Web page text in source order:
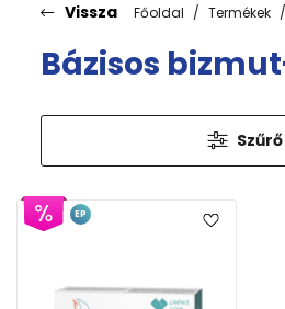
Vissza Főoldal Termékek
Bázisos
Szűrő
EP